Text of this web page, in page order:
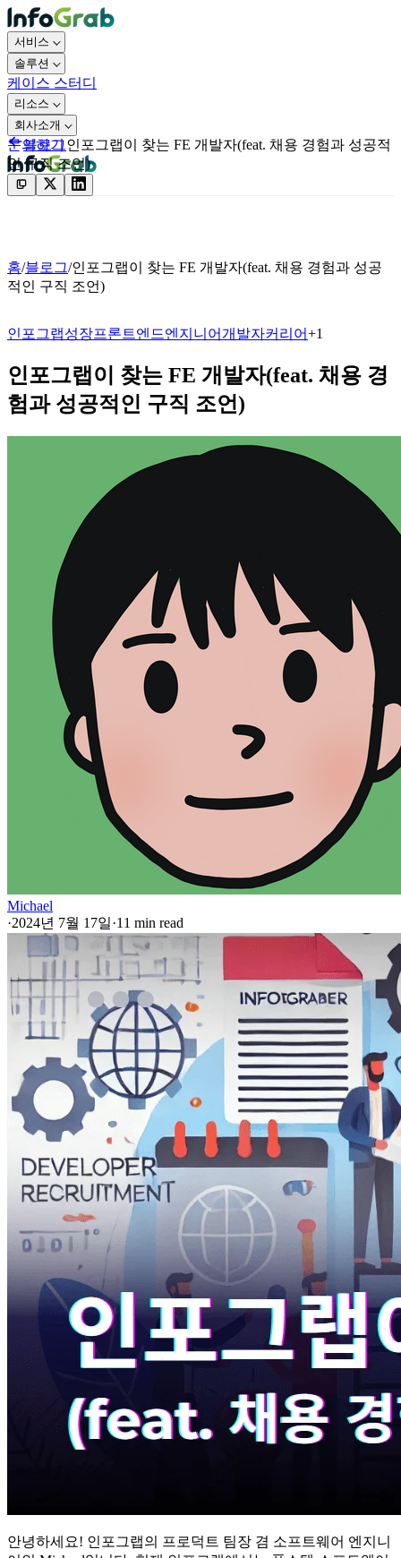
서비스
솔루션
케이스 스터디
리소스
회사소개
문의하기
문의하기
블로그인포그랩이 찾는 FE 개발자(feat. 채용 경험과 성공적
인 구직 조언)
홈/블로그/인포그랩이 찾는 FE 개발자(feat. 채용 경험과 성공
적인 구직 조언)
인포그랩성장프론트엔드엔지니어개발자커리어+1
인포그랩이 찾는 FE 개발자(feat. 채용 경
험과 성공적인 구직 조언)
Michael
·2024년 7월 17일·11 min read
안녕하세요! 인포그랩의 프로덕트 팀장 겸 소프트웨어 엔지니